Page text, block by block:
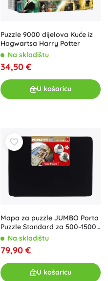
Puzzle 9000 dijelova Kuće iz
Hogwartsa Harry Potter
Na skladištu
34,50 €
U košaricu
Mapa za puzzle JUMBO Porta
Puzzle Standard za 500–1500
dijelova
Na skladištu
79,90 €
U košaricu